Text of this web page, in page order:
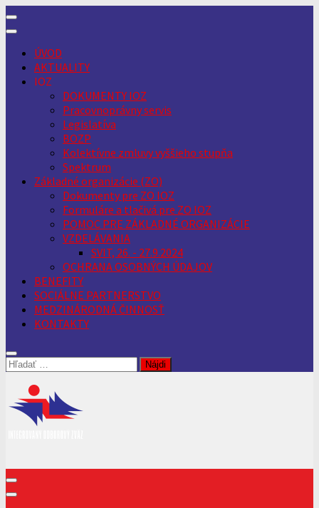
Skip
to
ÚVOD
AKTUALITY
IOZ
DOKUMENTY IOZ
Pracovnoprávny servis
Legislatíva
BOZP
Kolektívne zmluvy vyššieho stupňa
Spektrum
Základné organizácie (ZO)
Dokumenty pre ZO IOZ
Formuláre a tlačivá pre ZO IOZ
POMOC PRE ZÁKLADNÉ ORGANIZÁCIE
VZDELÁVANIA
SVIT, 26. - 27.9.2024
OCHRANA OSOBNÝCH ÚDAJOV
BENEFITY
SOCIÁLNE PARTNERSTVO
MEDZINÁRODNÁ ČINNOSŤ
KONTAKTY
Hľadať: